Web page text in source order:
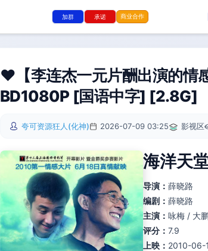
加群 承诺 商业合作
❤️【李连杰一元片酬出演的情
BD1080P [国语中字] [2.8G]
夸可资源狂人(化神) 2026-07-09 03:25 影视区
海洋天
导演： 薛晓路
编剧： 薛晓路
主演： 咏梅 / 大
评分： 7.9
上映： 2010-06-